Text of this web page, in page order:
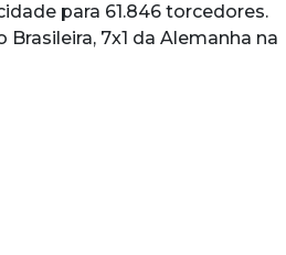
para 61.846 torcedores.
7x1 da Alemanha na